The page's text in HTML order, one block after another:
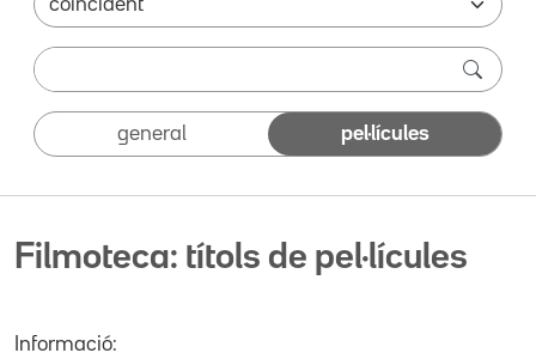
general pel·lícules
Filmoteca: títols de pel·lícules
Informació: